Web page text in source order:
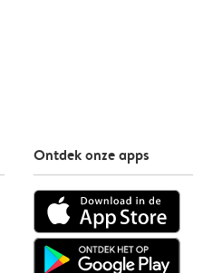
Ontdek onze apps